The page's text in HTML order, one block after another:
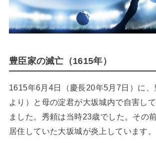
豊臣家の滅亡（1615年）
1615年6月4日（慶長20年5月7日）に
より）と母の淀君が大坂城内で自害し
ました。秀頼は当時23歳でした。その
居住していた大坂城が炎上しています。